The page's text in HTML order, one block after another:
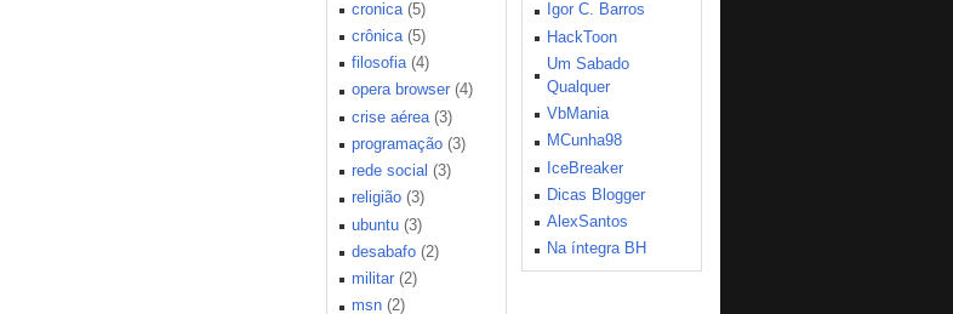
cronica (5)
crônica (5)
filosofia (4)
opera browser (4)
crise aérea (3)
programação (3)
rede social (3)
religião (3)
ubuntu (3)
desabafo (2)
militar (2)
msn (2)
Igor C. Barros
HackToon
Um Sabado
Qualquer
VbMania
MCunha98
IceBreaker
Dicas Blogger
AlexSantos
Na íntegra BH